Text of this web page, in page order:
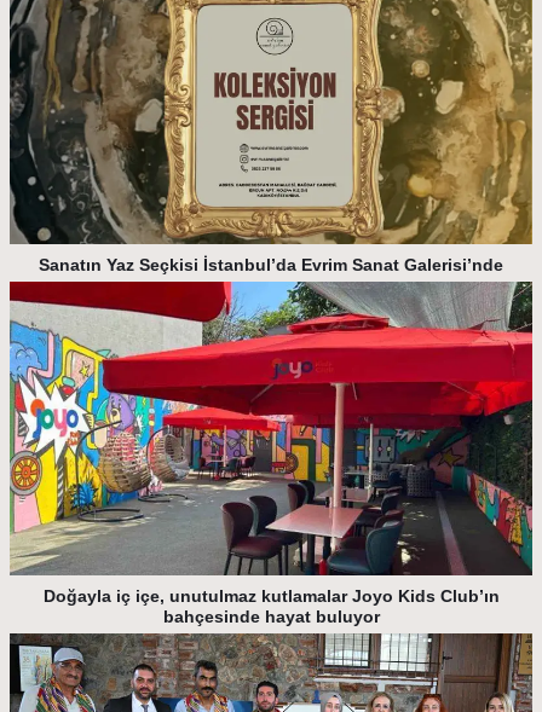
Sanatın Yaz Seçkisi İstanbul’da Evrim Sanat Galerisi’nde
Doğayla iç içe, unutulmaz kutlamalar Joyo Kids Club’ın
bahçesinde hayat buluyor